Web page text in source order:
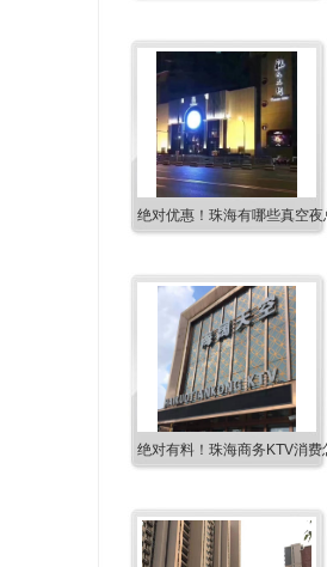
绝对优惠！珠海有哪些真空
绝对有料！珠海商务KTV消